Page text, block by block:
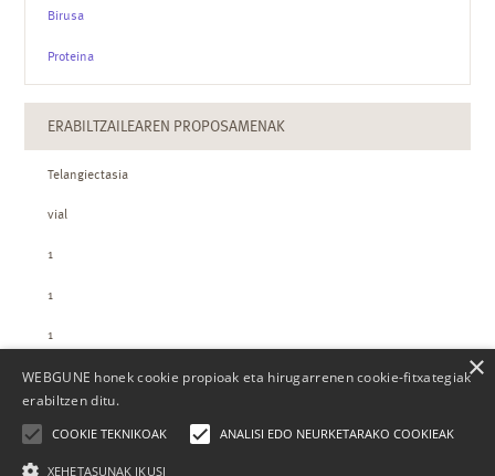
Birusa
Proteina
ERABILTZAILEAREN PROPOSAMENAK
Telangiectasia
vial
1
1
1
ZTH-REN KOPURUAK
WEBGUNE honek cookie propioak eta hirugarrenen cookie-fitxategiak
erabiltzen ditu.
COOKIE TEKNIKOAK ANALISI EDO NEURKETARAKO COOKIEAK
XEHETASUNAK IKUSI
×